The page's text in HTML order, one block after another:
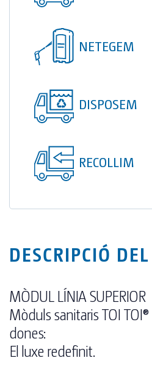
TOI® COLUMNA
SANI TOI®
TOI® HEATER
TOI® SHOWER EMERGE
NETEGEM
DISPOSEM
RECOLLIM
DESCRIPCIÓ
MÒDUL LÍNIA SUPERIOR
Mòduls sanitaris TOI
dones:
El luxe redefinit.